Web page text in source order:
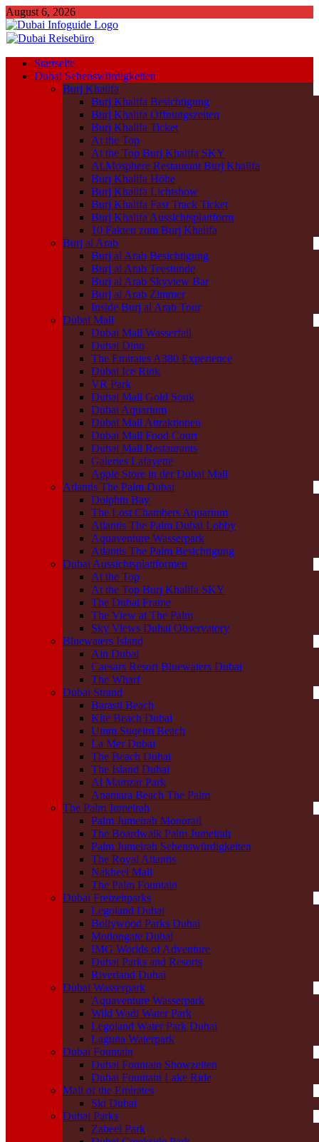
August 6, 2026
Startseite
Dubai Sehenswürdigkeiten
Burj Khalifa
Burj Khalifa Besichtigung
Burj Khalifa Öffnungszeiten
Burj Khalifa Ticket
At the Top
At the Top Burj Khalifa SKY
At.Mosphere Restaurant Burj Khalifa
Burj Khalifa Höhe
Burj Khalifa Lichtshow
Burj Khalifa Fast Track Ticket
Burj Khalifa Aussichtsplattform
10 Fakten zum Burj Khalifa
Burj al Arab
Burj al Arab Besichtigung
Burj al Arab Teestunde
Burj al Arab Skyview Bar
Burj al Arab Zimmer
Inside Burj al Arab Tour
Dubai Mall
Dubai Mall Wasserfall
Dubai Dino
The Emirates A380 Experience
Dubai Ice Rink
VR Park
Dubai Mall Gold Souk
Dubai Aquarium
Dubai Mall Attraktionen
Dubai Mall Food Court
Dubai Mall Restaurants
Galeries Lafayette
Apple Store in der Dubai Mall
Atlantis The Palm Dubai
Dolphin Bay
The Lost Chambers Aquarium
Atlantis The Palm Dubai Lobby
Aquaventure Wasserpark
Atlantis The Palm Besichtigung
Dubai Aussichtsplattformen
At the Top
At the Top Burj Khalifa SKY
The Dubai Frame
The View at The Palm
Sky Views Dubai Observatory
Bluewaters Island
Ain Dubai
Caesars Resort Bluewaters Dubai
The Wharf
Dubai Strand
Barasti Beach
Kite Beach Dubai
Umm Suqeim Beach
La Mer Dubai
The Beach Dubai
The Island Dubai
Al Mamzar Park
Anantara Beach The Palm
The Palm Jumeirah
Palm Jumeirah Monorail
The Boardwalk Palm Jumeirah
Palm Jumeirah Sehenswürdigkeiten
The Royal Atlantis
Nakheel Mall
The Palm Fountain
Dubai Freizeitparks
Legoland Dubai
Bollywood Parks Dubai
Motiongate Dubai
IMG Worlds of Adventure
Dubai Parks and Resorts
Riverland Dubai
Dubai Wasserpark
Aquaventure Wasserpark
Wild Wadi Water Park
Legoland Water Park Dubai
Laguna Waterpark
Dubai Fountain
Dubai Fountain Showzeiten
Dubai Fountain Lake Ride
Mall of the Emirates
Ski Dubai
Dubai Parks
Zabeel Park